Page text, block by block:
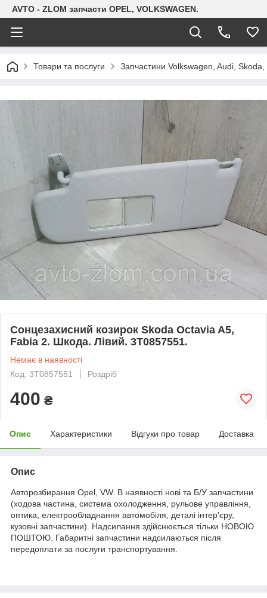
AVTO - ZLOM запчасти OPEL, VOLKSWAGEN.
Товари та послуги Запчастини Volkswagen, Audi, Skoda,
Сонцезахисний козирок Skoda Octavia A5,
Fabia 2. Шкода. Лівий. 3T0857551.
Немає в наявності
Код: 3T0857551
Роздріб
400 ₴
Опис Характеристики Відгуки про товар Доставка
Опис
Авторозбирання Opel, VW. В наявності нові та Б/У запчастини
(ходова частина, система охолодження, рульове управління,
оптика, електрообладнання автомобіля, деталі інтер'єру,
кузовні запчастини). Надсилання здійснюється тільки НОВОЮ
ПОШТОЮ. Габаритні запчастини надсилаються після
передоплати за послуги транспортування.